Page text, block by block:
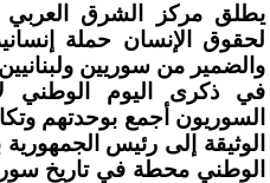
يطلق مركز الشرق العربي
لحقوق الإنسان حملة
والضمير من سوريين
في ذكرى اليوم الوطني
السوريون أجمع بوحدتهم
الوثيقة إلى رئيس
الوطني محطة في تاريخ